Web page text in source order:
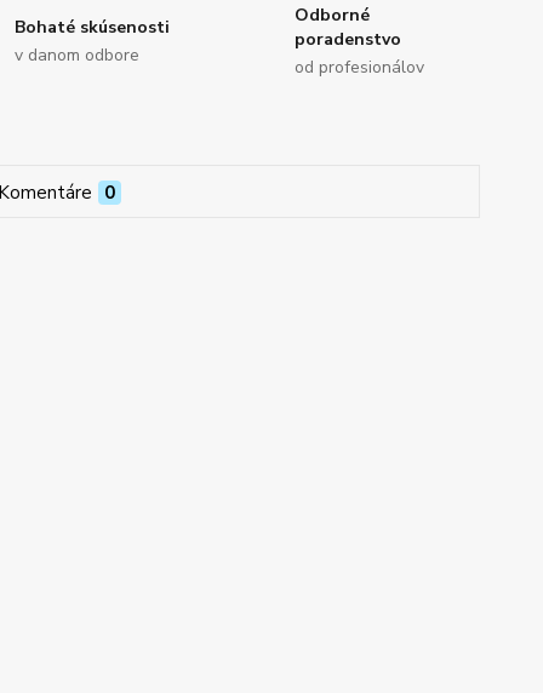
Bohaté skúsenosti
v danom odbore
Odborné
poradenstvo
od profesionálov
0